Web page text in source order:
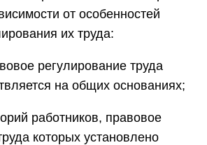
от особенностей
их труда:
регулирование труда
на общих основаниях;
работников, правовое
которых установлено